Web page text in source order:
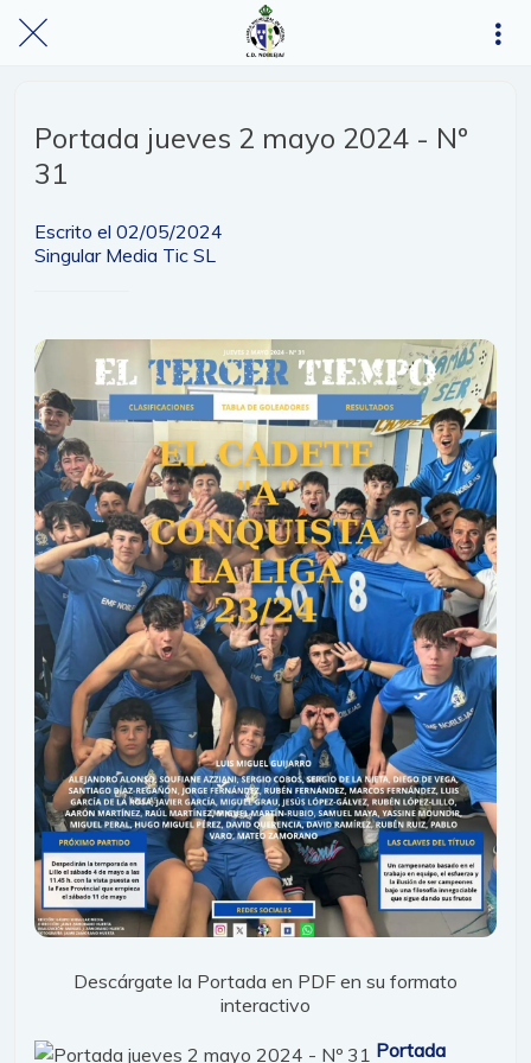
Portada jueves 2 mayo 2024 - Nº
31
Escrito el 02/05/2024
Singular Media Tic SL
Descárgate la Portada en PDF en su formato
interactivo
Portada